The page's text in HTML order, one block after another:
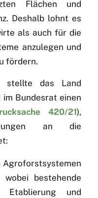
Flächen und
Deshalb lohnt es
als auch für die
anzulegen und
fördern.
stellte das Land
im Bundesrat einen
420/21),
an die
Agroforstsystemen
bestehende
Etablierung und